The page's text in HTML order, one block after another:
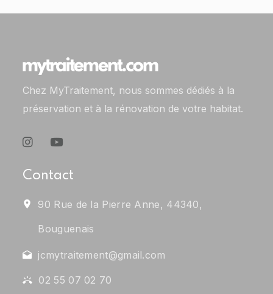
Chez MyTraitement, nous sommes dédiés à la
préservation et à la rénovation de votre habitat.
Contact
90 Rue de la Pierre Anne, 44340,
Bouguenais
jcmytraitement@gmail.com
02 55 07 02 70